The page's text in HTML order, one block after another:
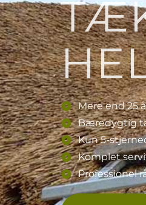
Mere end 25
Bæredygtig
Kun 5-
Komplet
Professionel